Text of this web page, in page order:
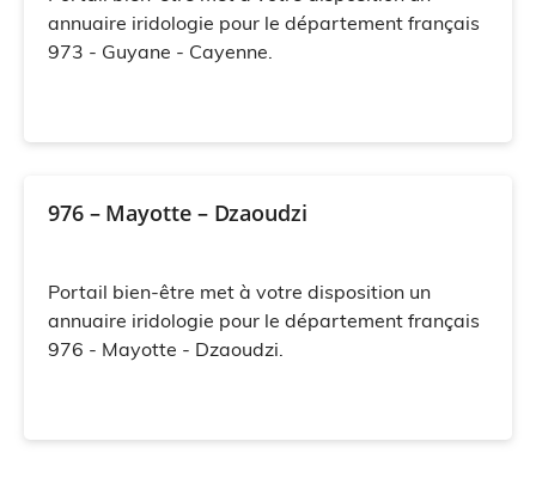
annuaire iridologie pour le département français
973 - Guyane - Cayenne.
976 – Mayotte – Dzaoudzi
Portail bien-être met à votre disposition un
annuaire iridologie pour le département français
976 - Mayotte - Dzaoudzi.